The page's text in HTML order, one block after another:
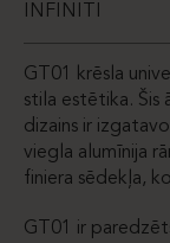
INFINITI
GT01 krēsla
stila estētika. Šis
dizains ir
viegla alumīnija
finiera sēdekļa,
GT01 ir